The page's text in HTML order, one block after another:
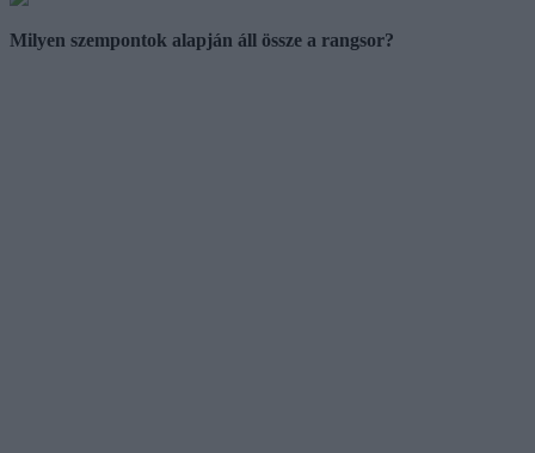
Milyen szempontok alapján áll össze a rangsor?